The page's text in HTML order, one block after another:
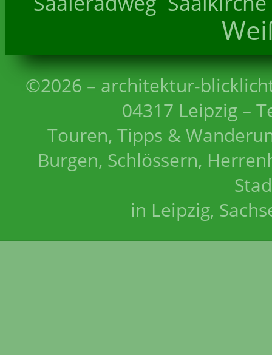
©2026 – architektur-
04317 Leipzig –
Touren, Tipps &
Burgen, Schlössern,
in Leipzig,